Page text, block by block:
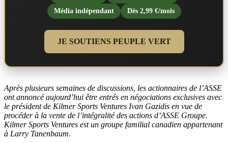
Média indépendant
Dès 2,99 €/mois
JE SOUTIENS PEUPLE VERT
Après plusieurs semaines de discussions, les actionnaires de l’ASSE
ont annoncé aujourd’hui être entrés en négociations exclusives avec
le président de Kilmer Sports Ventures Ivan Gazidis en vue de
procéder à la vente de l’intégralité des actions d’ASSE Groupe.
Kilmer Sports Ventures est un groupe familial canadien appartenant
à Larry Tanenbaum.